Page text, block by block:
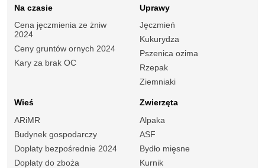
Na czasie
Cena jęczmienia ze żniw
2024
Ceny gruntów ornych 2024
Kary za brak OC
Uprawy
Jęczmień
Kukurydza
Pszenica ozima
Rzepak
Ziemniaki
Wieś
ARiMR
Budynek gospodarczy
Dopłaty bezpośrednie 2024
Dopłaty do zboża
Zwierzęta
Alpaka
ASF
Bydło mięsne
Kurnik